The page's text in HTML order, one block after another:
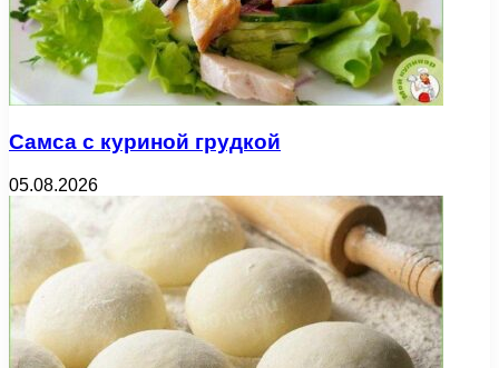
Самса с куриной грудкой
05.08.2026